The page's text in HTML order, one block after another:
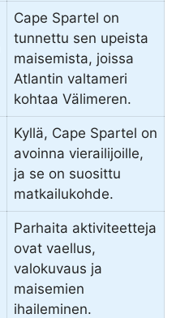
Cape Spartel on
tunnettu sen upeista
maisemista, joissa
Atlantin valtameri
kohtaa Välimeren.
Kyllä, Cape Spartel on
avoinna vierailijoille,
ja se on suosittu
matkailukohde.
Parhaita aktiviteetteja
ovat vaellus,
valokuvaus ja
maisemien
ihaileminen.